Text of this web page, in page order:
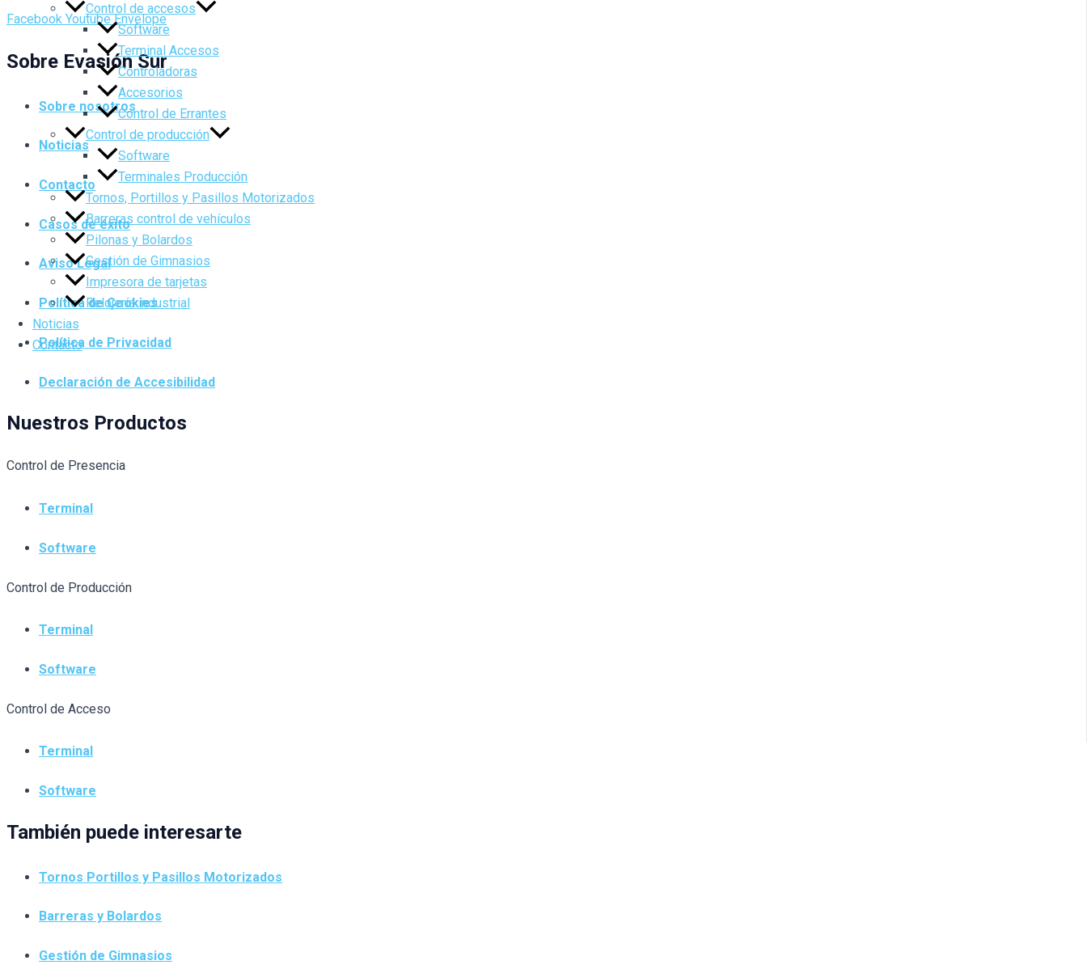
Control de accesos
Software
Terminal Accesos
Controladoras
Accesorios
Control de Errantes
Control de producción
Software
Terminales Producción
Tornos, Portillos y Pasillos Motorizados
Barreras control de vehículos
Pilonas y Bolardos
Gestión de Gimnasios
Impresora de tarjetas
Relojería industrial
Noticias
Contacto
Facebook Youtube Envelope
Sobre Evasión Sur
Sobre nosotros
Noticias
Contacto
Casos de éxito
Aviso Legal
Política de Cookies
Política de Privacidad
Declaración de Accesibilidad
Nuestros Productos
Control de Presencia
Terminal
Software
Control de Producción
Terminal
Software
Control de Acceso
Terminal
Software
También puede interesarte
Tornos Portillos y Pasillos Motorizados
Barreras y Bolardos
Gestión de Gimnasios